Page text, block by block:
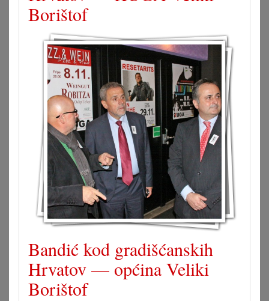
Borištof
Bandić kod gradišćanskih
Hrvatov — općina Veliki
Borištof